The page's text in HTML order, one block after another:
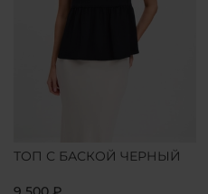
ТОП С БАСКОЙ ЧЕРНЫЙ